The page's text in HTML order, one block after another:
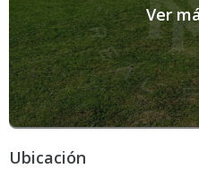
expensas, servicios,
cuyos valores son aproximados.
Ver
Ubicación